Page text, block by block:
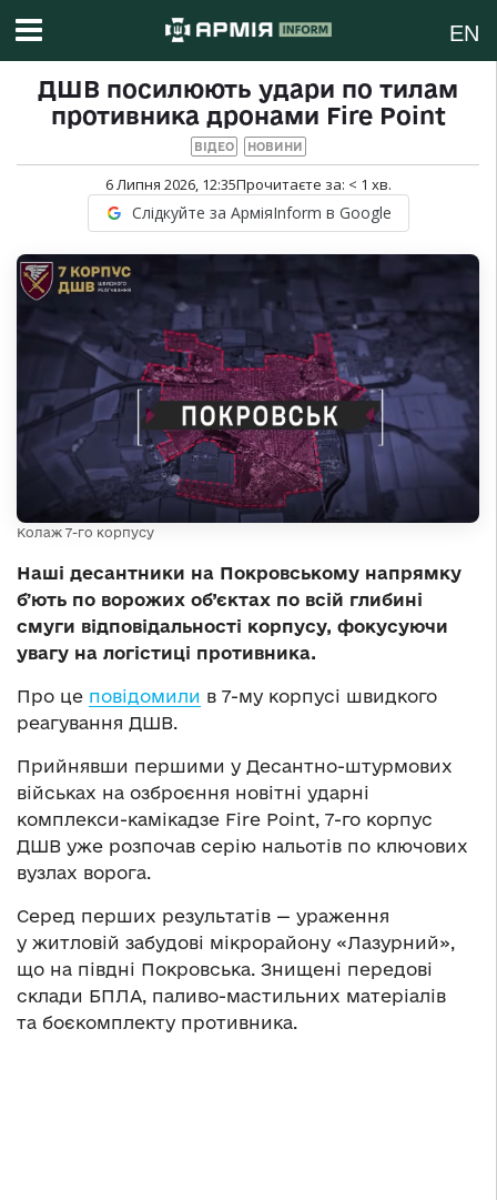
EN
ДШВ посилюють удари по тилам
противника дронами Fire Point
ВІДЕО НОВИНИ
6 Липня 2026, 12:35Прочитаєте за: < 1 хв.
Слідкуйте за АрміяInform в Google
Колаж 7-го корпусу
Наші десантники на Покровському напрямку
бʼють по ворожих об’єктах по всій глибині
смуги відповідальності корпусу, фокусуючи
увагу на логістиці противника.
Про це повідомили в 7-му корпусі швидкого
реагування ДШВ.
Прийнявши першими у Десантно-штурмових
військах на озброєння новітні ударні
комплекси-камікадзе Fire Point, 7-го корпус
ДШВ уже розпочав серію нальотів по ключових
вузлах ворога.
Серед перших результатів — ураження
у житловій забудові мікрорайону «Лазурний»,
що на півдні Покровська. Знищені передові
склади БПЛА, паливо-мастильних матеріалів
та боєкомплекту противника.